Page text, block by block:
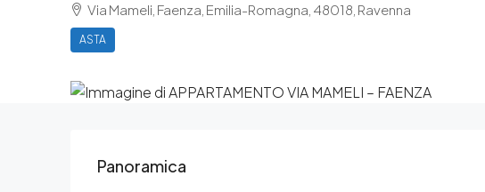
Via Mameli, Faenza, Emilia-Romagna, 48018, Ravenna
ASTA
Panoramica